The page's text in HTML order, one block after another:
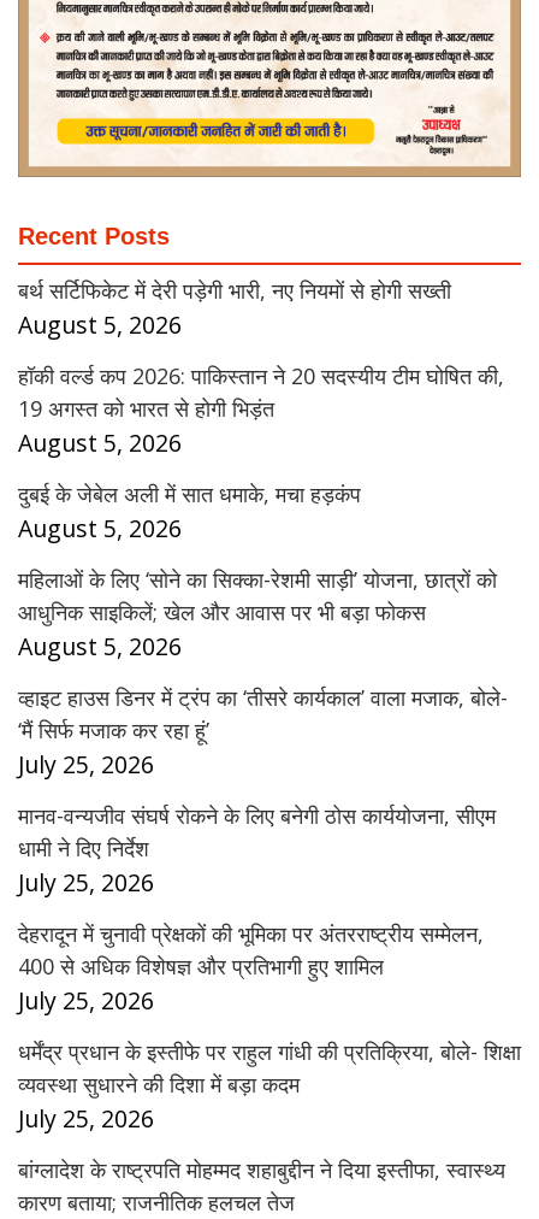
Recent Posts
बर्थ सर्टिफिकेट में देरी पड़ेगी भारी, नए नियमों से होगी सख्ती
August 5, 2026
हॉकी वर्ल्ड कप 2026: पाकिस्तान ने 20 सदस्यीय टीम घोषित की,
19 अगस्त को भारत से होगी भिड़ंत
August 5, 2026
दुबई के जेबेल अली में सात धमाके, मचा हड़कंप
August 5, 2026
महिलाओं के लिए ‘सोने का सिक्का-रेशमी साड़ी’ योजना, छात्रों को
आधुनिक साइकिलें; खेल और आवास पर भी बड़ा फोकस
August 5, 2026
व्हाइट हाउस डिनर में ट्रंप का ‘तीसरे कार्यकाल’ वाला मजाक, बोले-
‘मैं सिर्फ मजाक कर रहा हूं’
July 25, 2026
मानव-वन्यजीव संघर्ष रोकने के लिए बनेगी ठोस कार्ययोजना, सीएम
धामी ने दिए निर्देश
July 25, 2026
देहरादून में चुनावी प्रेक्षकों की भूमिका पर अंतरराष्ट्रीय सम्मेलन,
400 से अधिक विशेषज्ञ और प्रतिभागी हुए शामिल
July 25, 2026
धर्मेंद्र प्रधान के इस्तीफे पर राहुल गांधी की प्रतिक्रिया, बोले- शिक्षा
व्यवस्था सुधारने की दिशा में बड़ा कदम
July 25, 2026
बांग्लादेश के राष्ट्रपति मोहम्मद शहाबुद्दीन ने दिया इस्तीफा, स्वास्थ्य
कारण बताया; राजनीतिक हलचल तेज